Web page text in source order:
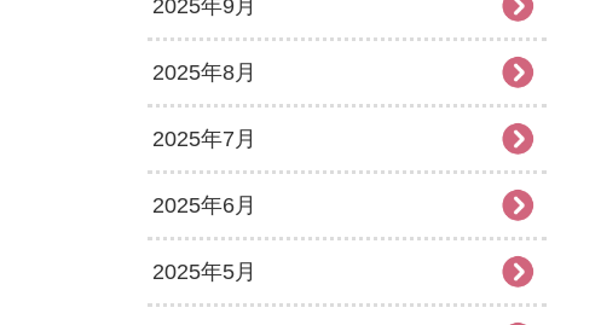
2025年9月
2025年8月
2025年7月
2025年6月
2025年5月